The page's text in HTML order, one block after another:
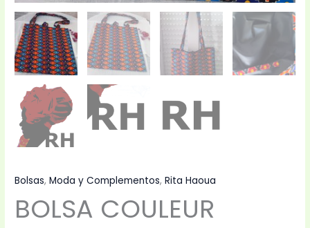
Bolsas,Moda y Complementos,Rita Haoua
BOLSA COULEUR